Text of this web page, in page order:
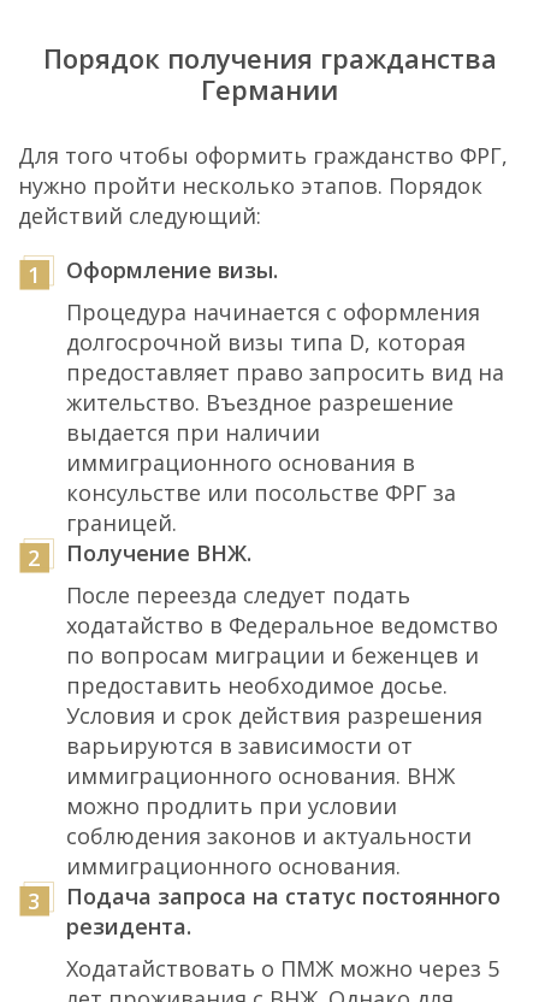
Порядок получения гражданства
Германии
Для того чтобы оформить гражданство ФРГ,
нужно пройти несколько этапов. Порядок
действий следующий:
Оформление визы.
Процедура начинается с оформления
долгосрочной визы типа D, которая
предоставляет право запросить вид на
жительство. Въездное разрешение
выдается при наличии
иммиграционного основания в
консульстве или посольстве ФРГ за
границей.
Получение ВНЖ.
После переезда следует подать
ходатайство в Федеральное ведомство
по вопросам миграции и беженцев и
предоставить необходимое досье.
Условия и срок действия разрешения
варьируются в зависимости от
иммиграционного основания. ВНЖ
можно продлить при условии
соблюдения законов и актуальности
иммиграционного основания.
Подача запроса на статус постоянного
резидента.
Ходатайствовать о ПМЖ можно через 5